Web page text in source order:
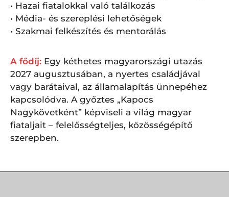
• Hazai fiatalokkal való találkozás
• Média- és szereplési lehetőségek
• Szakmai felkészítés és mentorálás
A fődíj: Egy kéthetes magyarországi utazás
2027 augusztusában, a nyertes családjával
vagy barátaival, az államalapítás ünnepéhez
kapcsolódva. A győztes „Kapocs
Nagykövetként” képviseli a világ magyar
fiataljait – felelősségteljes, közösségépítő
szerepben.